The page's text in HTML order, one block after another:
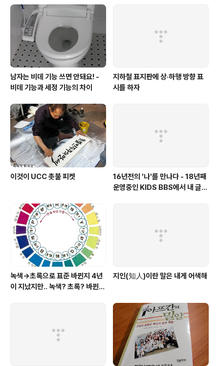
남자는 비데 기능 쓰면 안돼요! -
비데 기능과 세정 기능의 차이
지하철 표지판에 상·하행 방향 표
시를 하자
이것이 UCC 촛불 피켓
16년전의 '나'를 만나다 - 18년째
운영중인 KIDS BBS에서 내 글을
녹색→초록으로 표준 바뀐지 4년
이 지났지만.. 녹색? 초록? 바뀐
지인(知人)이란 말은 내게 어색해